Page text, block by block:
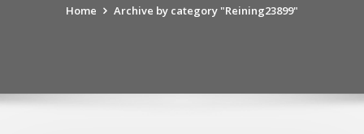
Home Archive by category "Reining23899"